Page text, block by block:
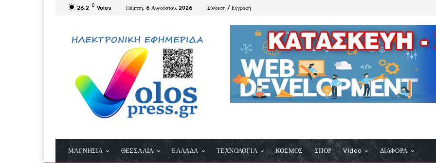
26.2 C Volos Πέμπτη, 6 Αυγούστου, 2026 Σύνδεση / Εγγραφή
ΜΑΓΝΗΣΙΑ ΘΕΣΣΑΛΙΑ ΕΛΛΑΔΑ ΤΕΧΝΟΛΟΓΙΑ ΚΟΣΜΟΣ ΣΠΟΡ Video ΔΙΑΦΟΡΑ